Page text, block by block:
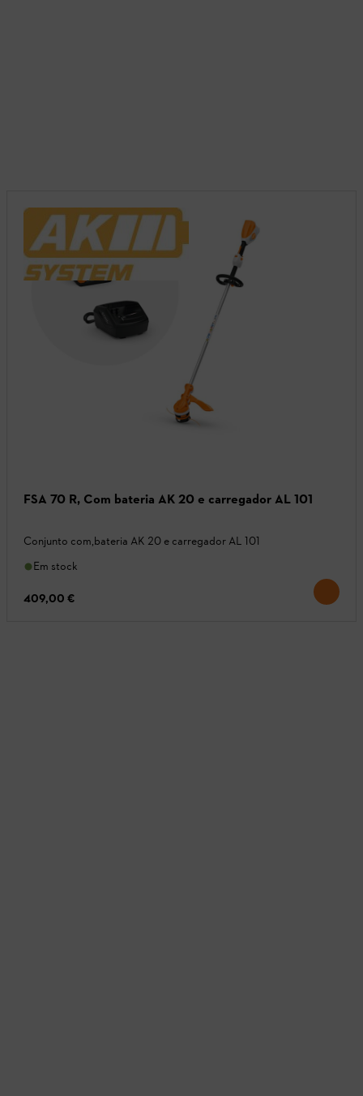
FSA 70 R, Com bateria AK 20 e carregador AL 101
Conjunto com,bateria AK 20 e carregador AL 101
Em stock
409,00 €